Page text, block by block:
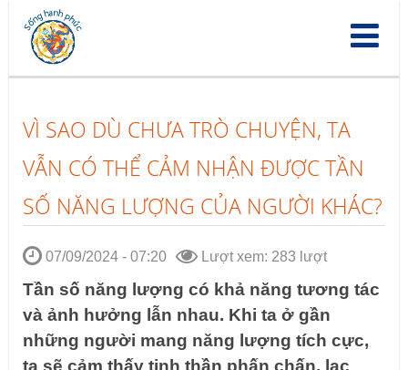
dung
VÌ SAO DÙ CHƯA TRÒ CHUYỆN, TA
VẪN CÓ THỂ CẢM NHẬN ĐƯỢC TẦN
SỐ NĂNG LƯỢNG CỦA NGƯỜI KHÁC?
07/09/2024 - 07:20 Lượt xem: 283 lượt
Tần số năng lượng có khả năng tương tác
và ảnh hưởng lẫn nhau. Khi ta ở gần
những người mang năng lượng tích cực,
ta sẽ cảm thấy tinh thần phấn chấn, lạc